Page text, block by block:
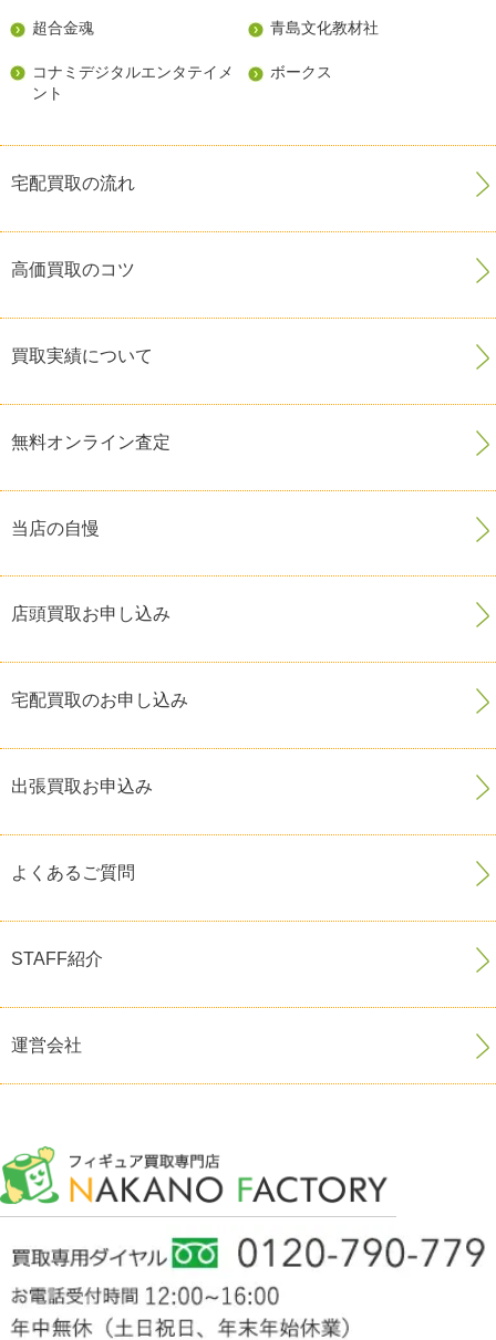
超合金魂 青島文化教材社
コナミデジタルエンタテイメ
ント
ボークス
宅配買取の流れ
高価買取のコツ
買取実績について
無料オンライン査定
当店の自慢
店頭買取お申し込み
宅配買取のお申し込み
出張買取お申込み
よくあるご質問
STAFF紹介
運営会社